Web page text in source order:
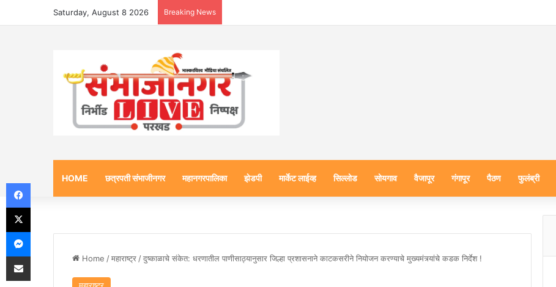
Saturday, August 8 2026 Breaking News
HOME छत्रपती संभाजीनगर महानगरपालिका झेडपी मार्केट लाईव्ह सिल्लोड सोयगाव वैजापूर गंगापूर पैठण फुलंब्री
Home /महाराष्ट्र /दुष्काळाचे संकेत: धरणातील पाणीसाठ्यानुसार जिल्हा प्रशासनाने काटकसरीने नियोजन करण्याचे मुख्यमंत्र्यांचे कडक निर्देश !
Facebook
X
Messenger
Share via Email